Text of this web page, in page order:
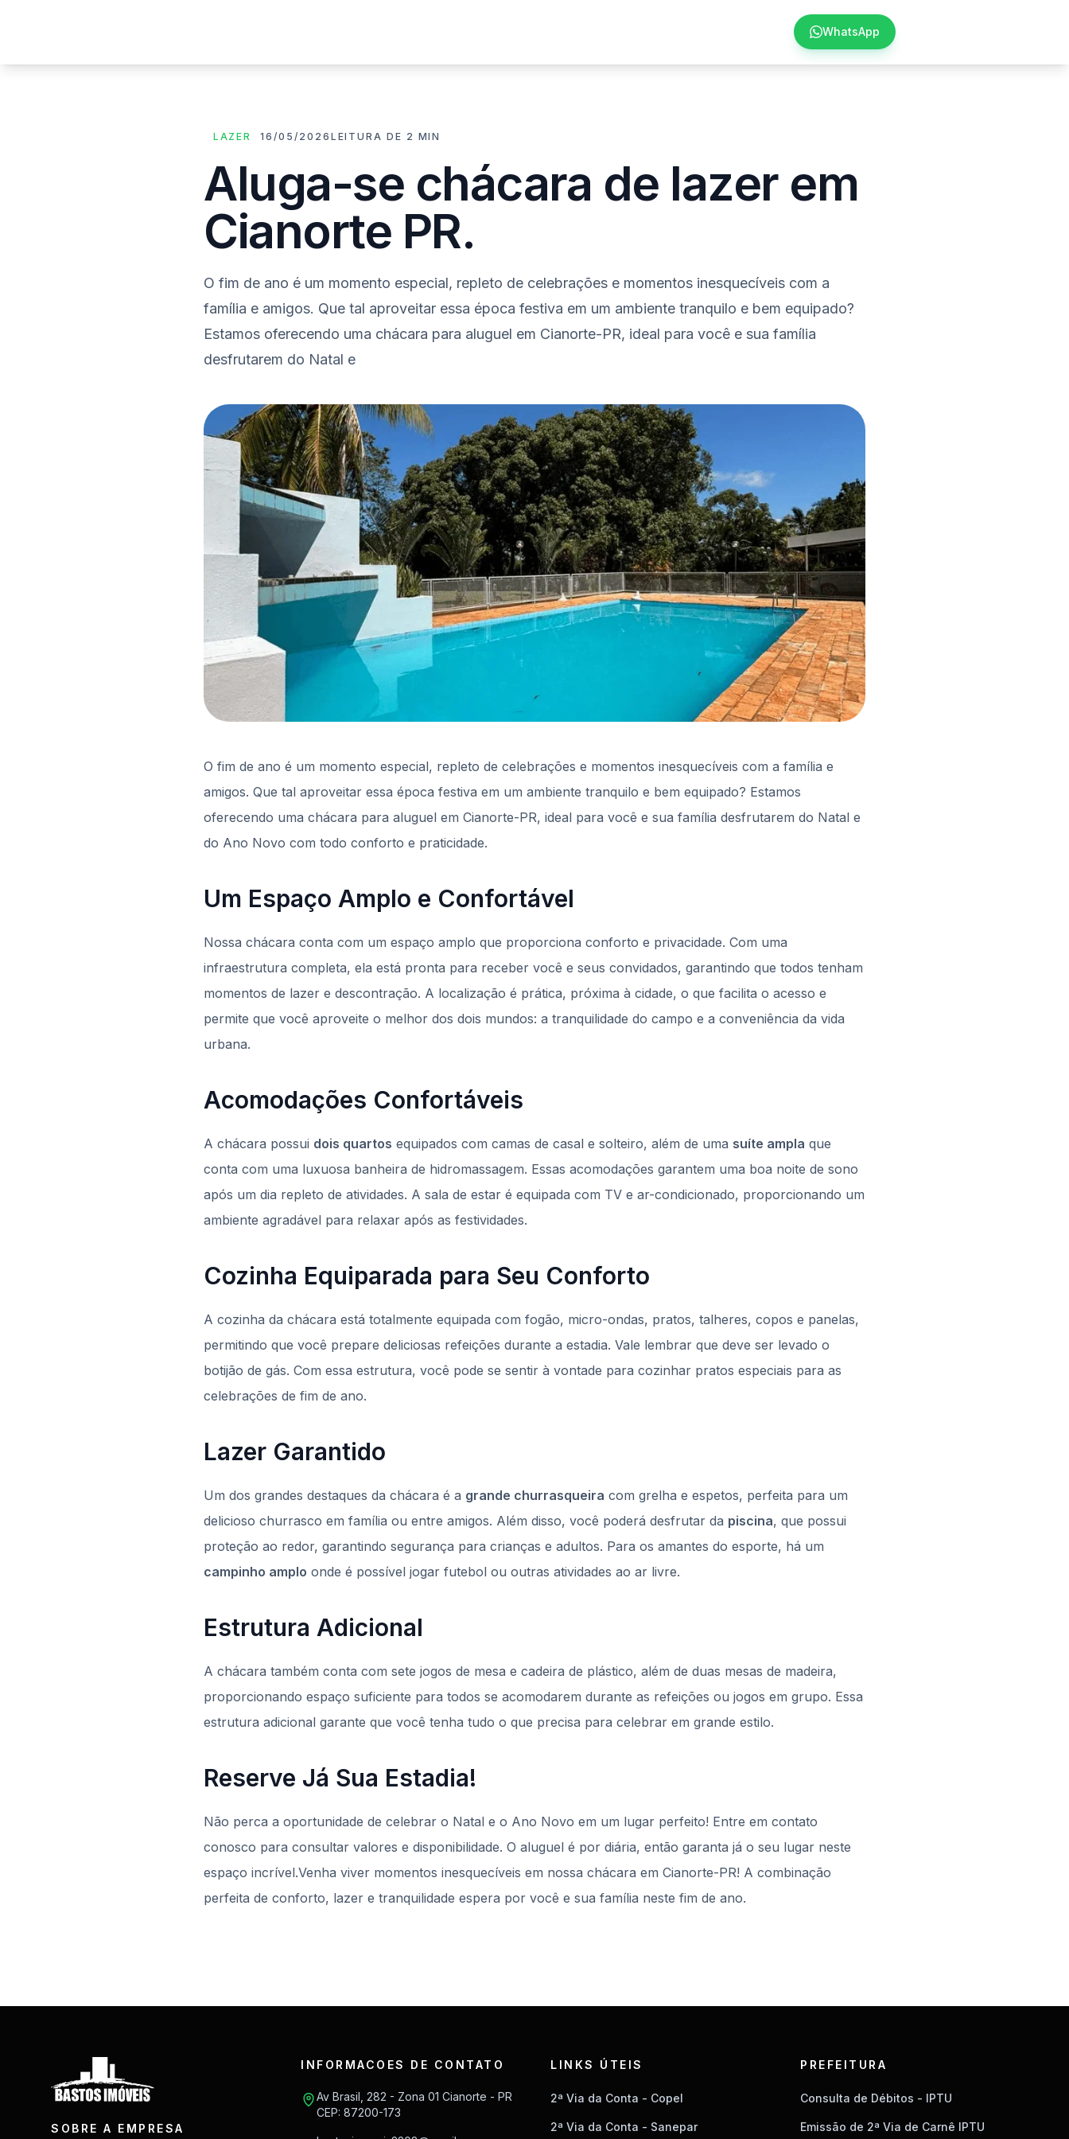
WhatsApp
LAZER 16/05/2026 LEITURA DE 2 MIN
Aluga-se chácara de lazer em
Cianorte PR.
O fim de ano é um momento especial, repleto de celebrações e momentos inesquecíveis com a
família e amigos. Que tal aproveitar essa época festiva em um ambiente tranquilo e bem equipado?
Estamos oferecendo uma chácara para aluguel em Cianorte-PR, ideal para você e sua família
desfrutarem do Natal e
O fim de ano é um momento especial, repleto de celebrações e momentos inesquecíveis com a família e
amigos. Que tal aproveitar essa época festiva em um ambiente tranquilo e bem equipado? Estamos
oferecendo uma chácara para aluguel em Cianorte-PR, ideal para você e sua família desfrutarem do Natal e
do Ano Novo com todo conforto e praticidade.
Um Espaço Amplo e Confortável
Nossa chácara conta com um espaço amplo que proporciona conforto e privacidade. Com uma
infraestrutura completa, ela está pronta para receber você e seus convidados, garantindo que todos tenham
momentos de lazer e descontração. A localização é prática, próxima à cidade, o que facilita o acesso e
permite que você aproveite o melhor dos dois mundos: a tranquilidade do campo e a conveniência da vida
urbana.
Acomodações Confortáveis
A chácara possui dois quartos equipados com camas de casal e solteiro, além de uma suíte ampla que
conta com uma luxuosa banheira de hidromassagem. Essas acomodações garantem uma boa noite de sono
após um dia repleto de atividades. A sala de estar é equipada com TV e ar-condicionado, proporcionando um
ambiente agradável para relaxar após as festividades.
Cozinha Equiparada para Seu Conforto
A cozinha da chácara está totalmente equipada com fogão, micro-ondas, pratos, talheres, copos e panelas,
permitindo que você prepare deliciosas refeições durante a estadia. Vale lembrar que deve ser levado o
botijão de gás. Com essa estrutura, você pode se sentir à vontade para cozinhar pratos especiais para as
celebrações de fim de ano.
Lazer Garantido
Um dos grandes destaques da chácara é a grande churrasqueira com grelha e espetos, perfeita para um
delicioso churrasco em família ou entre amigos. Além disso, você poderá desfrutar da piscina, que possui
proteção ao redor, garantindo segurança para crianças e adultos. Para os amantes do esporte, há um
campinho amplo onde é possível jogar futebol ou outras atividades ao ar livre.
Estrutura Adicional
A chácara também conta com sete jogos de mesa e cadeira de plástico, além de duas mesas de madeira,
proporcionando espaço suficiente para todos se acomodarem durante as refeições ou jogos em grupo. Essa
estrutura adicional garante que você tenha tudo o que precisa para celebrar em grande estilo.
Reserve Já Sua Estadia!
Não perca a oportunidade de celebrar o Natal e o Ano Novo em um lugar perfeito! Entre em contato
conosco para consultar valores e disponibilidade. O aluguel é por diária, então garanta já o seu lugar neste
espaço incrível.Venha viver momentos inesquecíveis em nossa chácara em Cianorte-PR! A combinação
perfeita de conforto, lazer e tranquilidade espera por você e sua família neste fim de ano.
SOBRE A EMPRESA
INFORMACOES DE CONTATO
Av Brasil, 282 - Zona 01 Cianorte - PR
CEP: 87200-173
LINKS ÚTEIS
2ª Via da Conta - Copel
2ª Via da Conta - Sanepar
PREFEITURA
Consulta de Débitos - IPTU
Emissão de 2ª Via de Carnê IPTU